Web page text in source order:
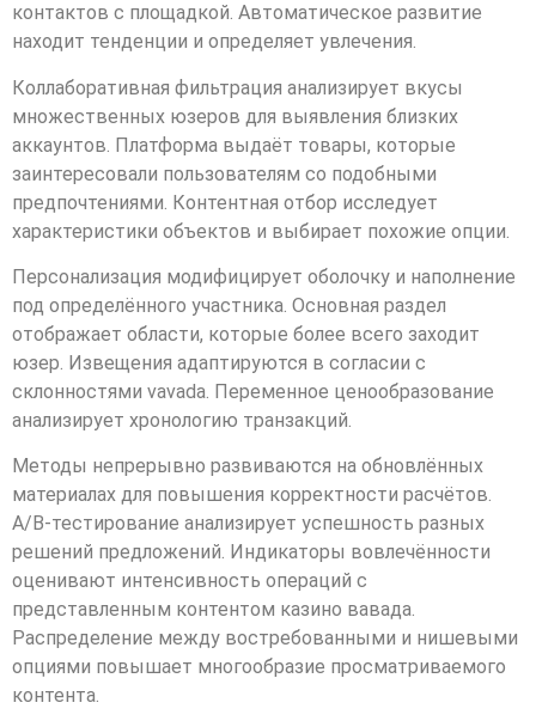
контактов с площадкой. Автоматическое развитие
находит тенденции и определяет увлечения.
Коллаборативная фильтрация анализирует вкусы
множественных юзеров для выявления близких
аккаунтов. Платформа выдаёт товары, которые
заинтересовали пользователям со подобными
предпочтениями. Контентная отбор исследует
характеристики объектов и выбирает похожие опции.
Персонализация модифицирует оболочку и наполнение
под определённого участника. Основная раздел
отображает области, которые более всего заходит
юзер. Извещения адаптируются в согласии с
склонностями vavada. Переменное ценообразование
анализирует хронологию транзакций.
Методы непрерывно развиваются на обновлённых
материалах для повышения корректности расчётов.
A/B-тестирование анализирует успешность разных
решений предложений. Индикаторы вовлечённости
оценивают интенсивность операций с
представленным контентом казино вавада.
Распределение между востребованными и нишевыми
опциями повышает многообразие просматриваемого
контента.